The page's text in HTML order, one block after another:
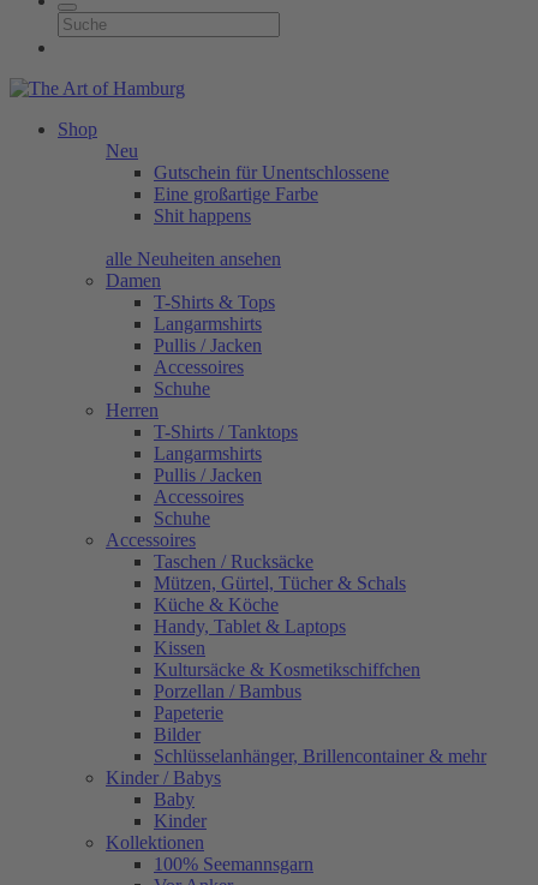
Shop
Neu
Gutschein für Unentschlossene
Eine großartige Farbe
Shit happens
alle Neuheiten ansehen
Damen
T-Shirts & Tops
Langarmshirts
Pullis / Jacken
Accessoires
Schuhe
Herren
T-Shirts / Tanktops
Langarmshirts
Pullis / Jacken
Accessoires
Schuhe
Accessoires
Taschen / Rucksäcke
Mützen, Gürtel, Tücher & Schals
Küche & Köche
Handy, Tablet & Laptops
Kissen
Kultursäcke & Kosmetikschiffchen
Porzellan / Bambus
Papeterie
Bilder
Schlüsselanhänger, Brillencontainer & mehr
Kinder / Babys
Baby
Kinder
Kollektionen
100% Seemannsgarn